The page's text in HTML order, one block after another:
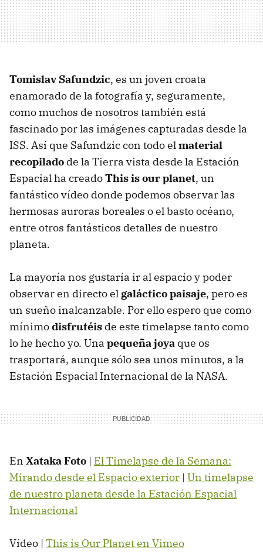
Tomislav Safundzic, es un joven croata
enamorado de la fotografía y, seguramente,
como muchos de nosotros también está
fascinado por las imágenes capturadas desde la
ISS. Así que Safundzic con todo elmaterial
recopilado de la Tierra vista desde la Estación
Espacial ha creadoThis is our planet, un
fantástico vídeo donde podemos observar las
hermosas auroras boreales o el basto océano,
entre otros fantásticos detalles de nuestro
planeta.
La mayoría nos gustaría ir al espacio y poder
observar en directo el galáctico paisaje, pero es
un sueño inalcanzable. Por ello espero que como
mínimodisfrutéis de este timelapse tanto como
lo he hecho yo. Una pequeña joya que os
trasportará, aunque sólo sea unos minutos, a la
Estación Espacial Internacional de la NASA.
En Xataka Foto | El Timelapse de la Semana:
Mirando desde el Espacio exterior | Un timelapse
de nuestro planeta desde la Estación Espacial
Internacional
Vídeo | This is Our Planet en Vimeo